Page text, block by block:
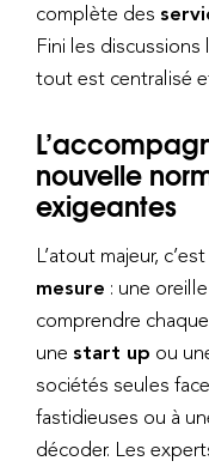
complète des
Fini les
tout est centralisé
nouvelle
exigeantes
L’atout majeur, c’est
mesure : une
comprendre
une start up ou
sociétés seules
fastidieuses ou à
décoder. Les